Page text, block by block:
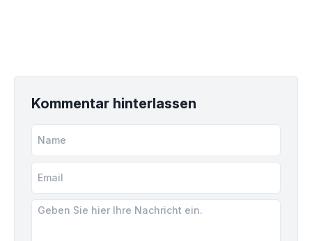
Kommentar hinterlassen